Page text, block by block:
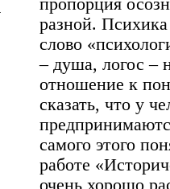
пропорция
разной.
слово
– душа, логос –
отношение к
сказать, что у
самого этого
работе
очень хорошо